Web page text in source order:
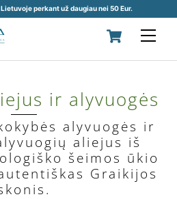
perkant už daugiau nei 50 Eur.
Cart
ir alyvuogės
alyvuogės ir
aliejus iš
šeimos ūkio
Graikijos